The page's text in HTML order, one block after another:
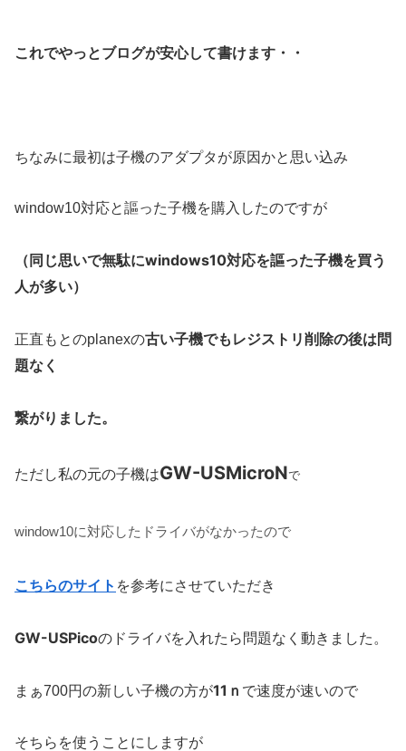
これでやっとブログが安心して書けます・・
ちなみに最初は子機のアダプタが原因かと思い込み
window10対応と謳った子機を購入したのですが
（同じ思いで無駄にwindows10対応を謳った子機を買う
人が多い）
正直もとのplanexの古い子機でもレジストリ削除の後は問
題なく
繋がりました。
ただし私の元の子機はGW-USMicroNで
window10に対応したドライバがなかったので
こちらのサイト を参考にさせていただき
GW-USPicoのドライバを入れたら問題なく動きました。
まぁ700円の新しい子機の方が11ｎ で速度が速いので
そちらを使うことにしますが